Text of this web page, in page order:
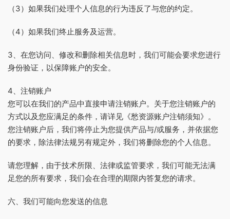
（3）如果我们处理个人信息的行为违反了与您的约定。
（4）如果我们终止服务及运营。
3、在您访问、修改和删除相关信息时，我们可能会要求您进行
身份验证，以保障账户的安全。
4、注销账户
您可以在我们的产品中直接申请注销账户。关于您注销账户的
方式以及您应满足的条件，请详见《愁资源账户注销须知》。
您注销账户后，我们将停止为您提供产品与/或服务，并依据您
的要求，除法律法规另有规定外，我们将删除您的个人信息。
请您理解，由于技术所限、法律或监管要求，我们可能无法满
足您的所有要求，我们会在合理的期限内答复您的请求。
六、我们可能向您发送的信息